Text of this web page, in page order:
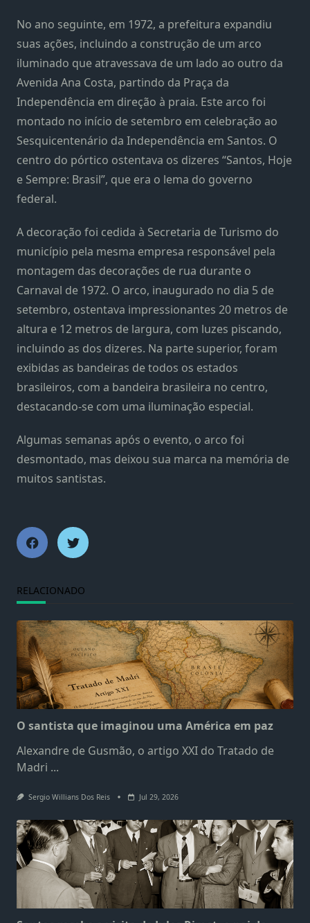
No ano seguinte, em 1972, a prefeitura expandiu
suas ações, incluindo a construção de um arco
iluminado que atravessava de um lado ao outro da
Avenida Ana Costa, partindo da Praça da
Independência em direção à praia. Este arco foi
montado no início de setembro em celebração ao
Sesquicentenário da Independência em Santos. O
centro do pórtico ostentava os dizeres “Santos, Hoje
e Sempre: Brasil”, que era o lema do governo
federal.
A decoração foi cedida à Secretaria de Turismo do
município pela mesma empresa responsável pela
montagem das decorações de rua durante o
Carnaval de 1972. O arco, inaugurado no dia 5 de
setembro, ostentava impressionantes 20 metros de
altura e 12 metros de largura, com luzes piscando,
incluindo as dos dizeres. Na parte superior, foram
exibidas as bandeiras de todos os estados
brasileiros, com a bandeira brasileira no centro,
destacando-se com uma iluminação especial.
Algumas semanas após o evento, o arco foi
desmontado, mas deixou sua marca na memória de
muitos santistas.
RELACIONADO
O santista que imaginou uma América em paz
Alexandre de Gusmão, o artigo XXI do Tratado de
Madri ...
Sergio Willians Dos Reis Jul 29, 2026